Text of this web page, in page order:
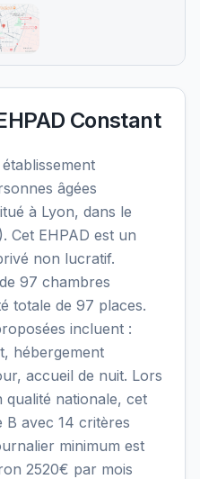
Constant
âgées
à Lyon, dans le
Cet EHPAD est un
non lucratif.
97 chambres
totale de 97 places.
incluent :
hébergement
accueil de nuit. Lors
qualité nationale, cet
B avec 14 critères
minimum est
2520€ par mois